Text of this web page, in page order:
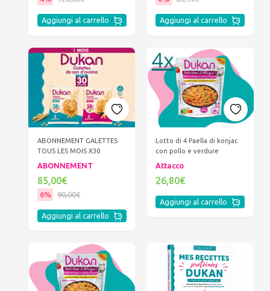
Aggiungi al carrello Aggiungi al carrello
ABONNEMENT GALETTES
TOUS LES MOIS X30
ABONNEMENT
85,00€
6% 90,00€
Aggiungi al carrello
Lotto di 4 Paella di konjac
con pollo e verdure
Attacco
26,80€
Aggiungi al carrello